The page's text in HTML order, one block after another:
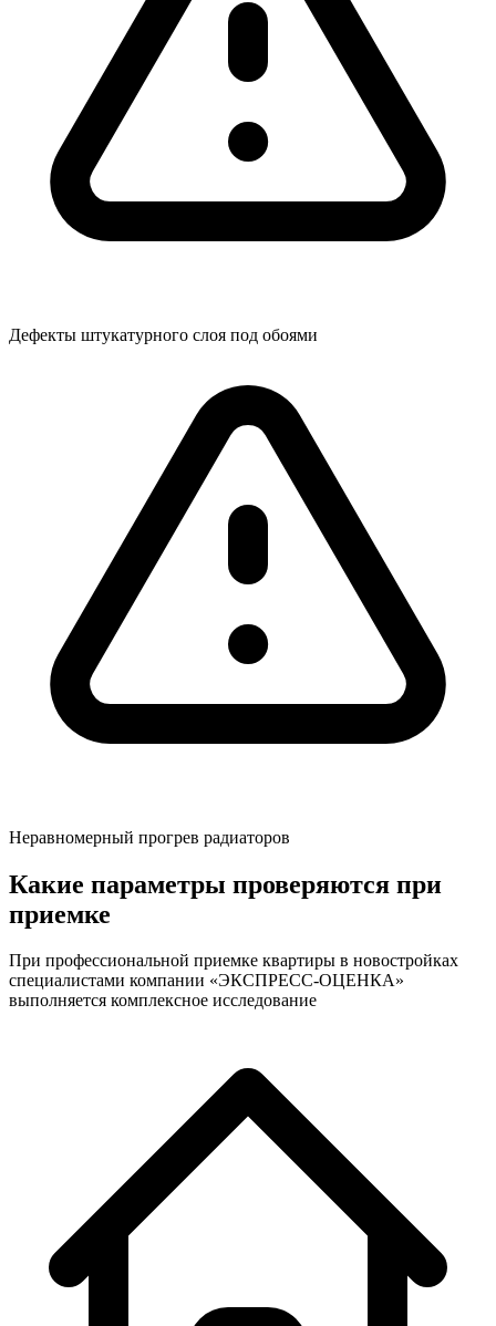
Дефекты штукатурного слоя под обоями
Неравномерный прогрев радиаторов
Какие параметры проверяются при
приемке
При профессиональной приемке квартиры в новостройках
специалистами компании «ЭКСПРЕСС-ОЦЕНКА»
выполняется комплексное исследование